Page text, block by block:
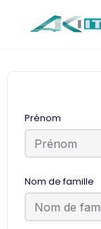
Prénom
Nom de famille